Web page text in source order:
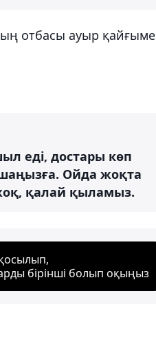
отбасы ауыр
еді, достары көп
Ойда жоқта
қалай қыламыз.
бірінші болып оқыңыз